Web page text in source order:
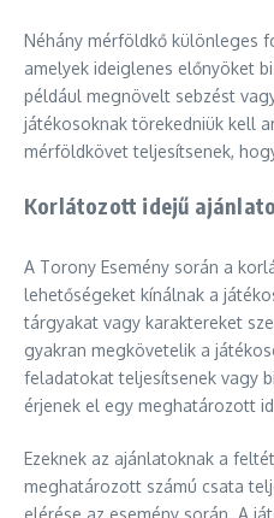
Néhány mérföldkő különleges
amelyek ideiglenes előnyöket
például megnövelt sebzést
játékosoknak törekedniük kell
mérföldkövet teljesítsenek,
Korlátozott idejű
A Torony Esemény során a
lehetőségeket kínálnak a
tárgyakat vagy karaktereket
gyakran megkövetelik a
feladatokat teljesítsenek vagy
érjenek el egy meghatározott
Ezeknek az ajánlatoknak a
meghatározott számú csata
elérése az esemény során. A